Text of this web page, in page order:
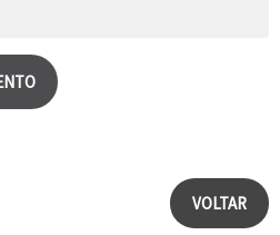
VOLTAR